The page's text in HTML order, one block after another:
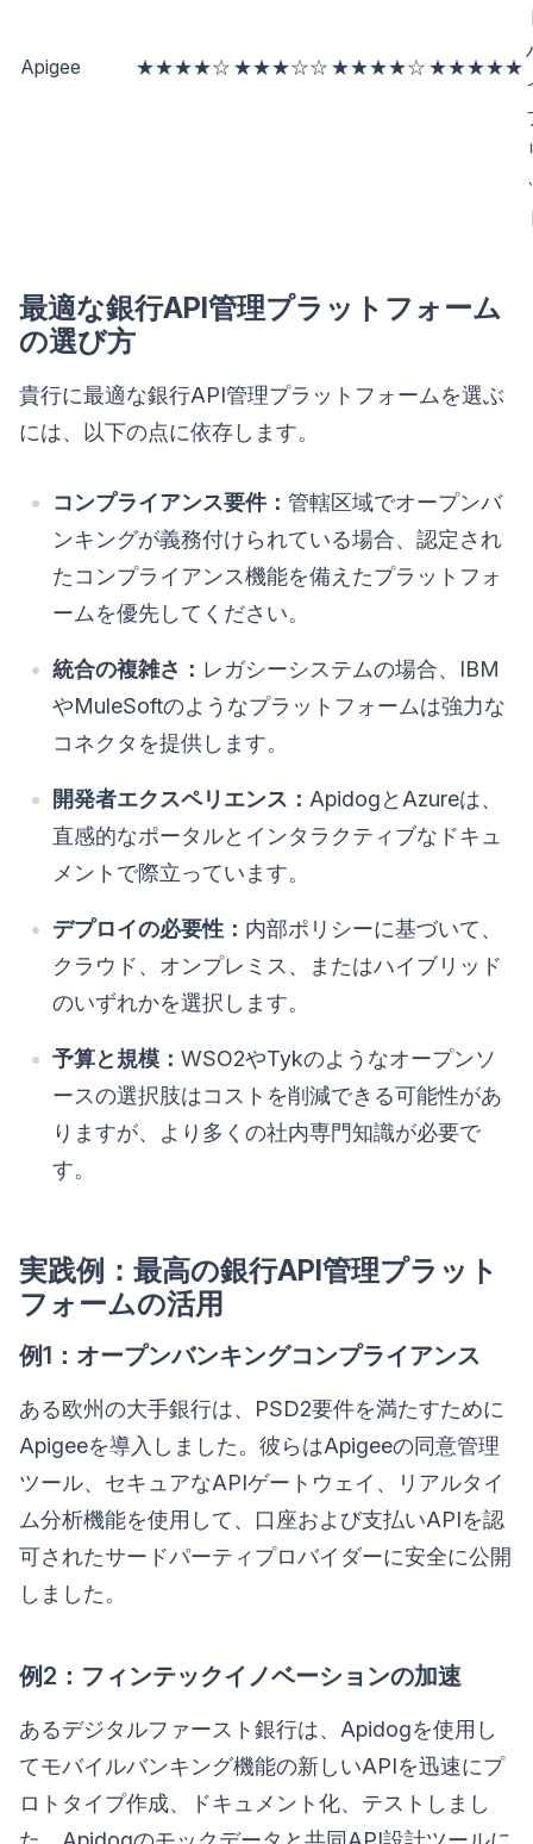
Apigee ★★★★☆ ★★★☆☆ ★★★★☆ ★★★★★
最適な銀行API管理プラットフォーム
の選び方
貴行に最適な銀行API管理プラットフォームを選ぶ
には、以下の点に依存します。
コンプライアンス要件： 管轄区域でオープンバ
ンキングが義務付けられている場合、認定され
たコンプライアンス機能を備えたプラットフォ
ームを優先してください。
統合の複雑さ： レガシーシステムの場合、IBM
やMuleSoftのようなプラットフォームは強力な
コネクタを提供します。
開発者エクスペリエンス： ApidogとAzureは、
直感的なポータルとインタラクティブなドキュ
メントで際立っています。
デプロイの必要性： 内部ポリシーに基づいて、
クラウド、オンプレミス、またはハイブリッド
のいずれかを選択します。
予算と規模： WSO2やTykのようなオープンソ
ースの選択肢はコストを削減できる可能性があ
りますが、より多くの社内専門知識が必要で
す。
実践例：最高の銀行API管理プラット
フォームの活用
例1：オープンバンキングコンプライアンス
ある欧州の大手銀行は、PSD2要件を満たすために
Apigeeを導入しました。彼らはApigeeの同意管理
ツール、セキュアなAPIゲートウェイ、リアルタイ
ム分析機能を使用して、口座および支払いAPIを認
可されたサードパーティプロバイダーに安全に公開
しました。
例2：フィンテックイノベーションの加速
あるデジタルファースト銀行は、Apidogを使用し
てモバイルバンキング機能の新しいAPIを迅速にプ
ロトタイプ作成、ドキュメント化、テストしまし